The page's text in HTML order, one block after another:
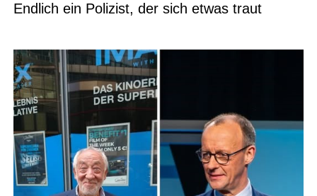
Endlich ein Polizist, der sich etwas traut